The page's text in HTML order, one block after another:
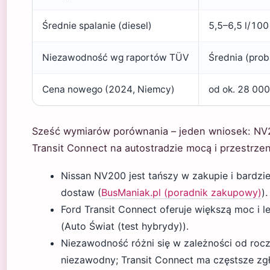
Średnie spalanie (diesel) 5,5–6,5 l/100
Niezawodność wg raportów TÜV Średnia
Cena nowego (2024, Niemcy) od ok. 28
Sześć wymiarów porównania – jeden wniosek:
Transit Connect na autostradzie mocą i
Nissan NV200 jest tańszy w zakupie i
dostaw (BusManiak.pl (poradnik zakupowy)).
Ford Transit Connect oferuje większą moc i
(Auto Świat (test hybrydy)).
Niezawodność różni się w zależności od
niezawodny; Transit Connect ma częstsze